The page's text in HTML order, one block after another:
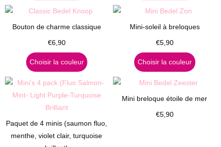
Bouton de charme classique
€6,90
Choisir la couleur
Mini-soleil à breloques
€5,90
Choisir la couleur
Paquet de 4 minis (saumon fluo,
menthe, violet clair, turquoise
Mini breloque étoile de mer
€5,90